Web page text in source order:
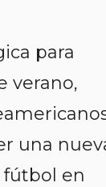
para
verano,
una
fútbol en